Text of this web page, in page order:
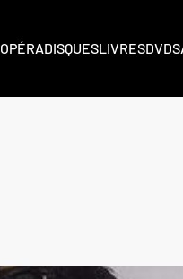
OPÉRADISQUESLIVRESDVD